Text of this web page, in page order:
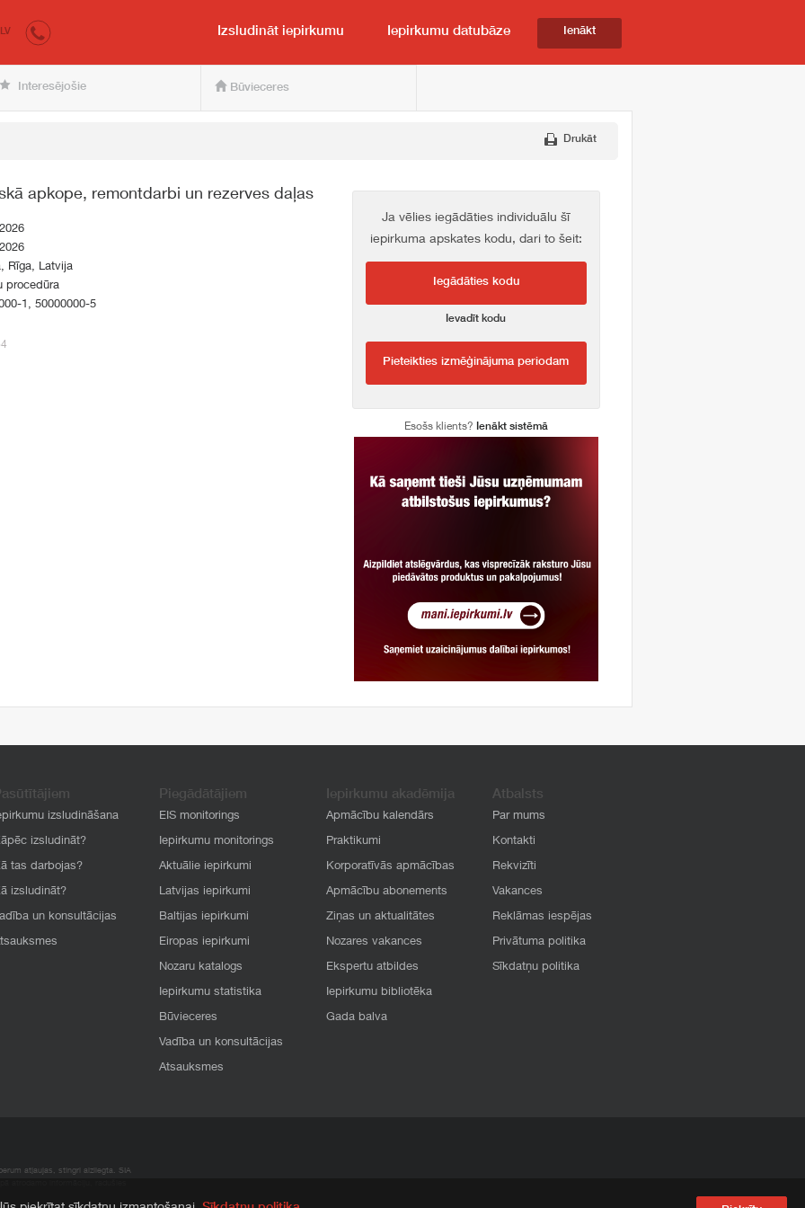
pircējam un pārdevējam
LV Izsludināt iepirkumu Iepirkumu datubāze Ienākt
Interesējošie Būvieceres
Drukāt
apkope, remontdarbi un rezerves daļas
Rīga, Latvija
procedūra
1, 50000000-5
Ja vēlies iegādāties individuālu šī
iepirkuma apskates kodu, dari to šeit:
Iegādāties kodu
Ievadīt kodu
Pieteikties izmēģinājuma periodam
Esošs klients? Ienākt sistēmā
izsludināšana
izsludināt?
tas darbojas?
izsludināt?
un konsultācijas
Piegādātājiem
EIS monitorings
Iepirkumu monitorings
Aktuālie iepirkumi
Latvijas iepirkumi
Baltijas iepirkumi
Eiropas iepirkumi
Nozaru katalogs
Iepirkumu statistika
Būvieceres
Vadība un konsultācijas
Atsauksmes
Iepirkumu akadēmija
Apmācību kalendārs
Praktikumi
Korporatīvās apmācības
Apmācību abonements
Ziņas un aktualitātes
Nozares vakances
Ekspertu atbildes
Iepirkumu bibliotēka
Gada balva
Atbalsts
Par mums
Kontakti
Rekvizīti
Vakances
Reklāmas iespējas
Privātuma politika
Sīkdatņu politika
atļaujas, stingri aizliegta. SIA